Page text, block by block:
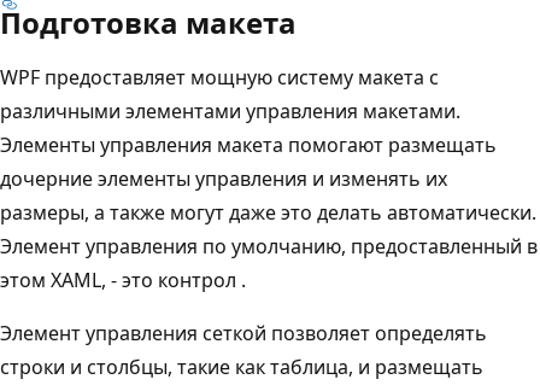
Подготовка макета
WPF предоставляет мощную систему макета с
различными элементами управления макетами.
Элементы управления макета помогают размещать
дочерние элементы управления и изменять их
размеры, а также могут даже это делать автоматически.
Элемент управления по умолчанию, предоставленный в
этом XAML, - это контрол .
Элемент управления сеткой позволяет определять
строки и столбцы, такие как таблица, и размещать